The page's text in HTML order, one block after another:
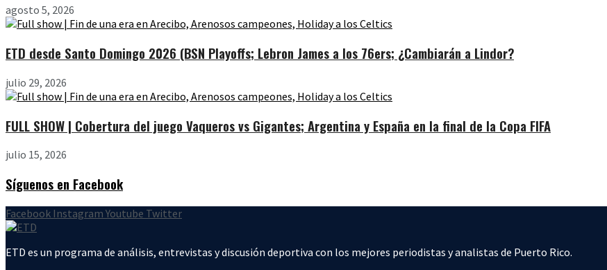
agosto 5, 2026
ETD desde Santo Domingo 2026 (BSN Playoffs; Lebron James a los 76ers; ¿Cambiarán a Lindor?
julio 29, 2026
FULL SHOW | Cobertura del juego Vaqueros vs Gigantes; Argentina y España en la final de la Copa FIFA
julio 15, 2026
Síguenos en Facebook
Facebook Instagram Youtube Twitter
ETD es un programa de análisis, entrevistas y discusión deportiva con los mejores periodistas y analistas de Puerto Rico.